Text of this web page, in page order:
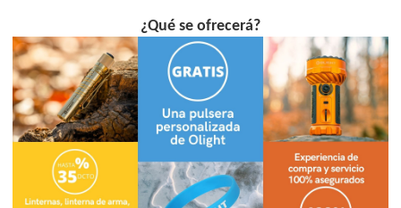
¿Qué se ofrecerá?